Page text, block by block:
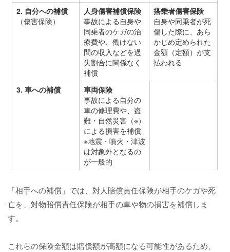
2. 自分への補償
（傷害保険）
人身傷害補償保険
事故による自身や
同乗者のケガの治
療費や、働けない
間の収入などを過
失割合に関係なく
補償
搭乗者傷害保険
自身や同乗者が死
傷した際に、あら
かじめ定められた
金額（定額）が支
払われる
3. 車への補償
車両保険
事故による自分の
車の修理費や、盗
難・自然災害（※）
による損害を補償
※地震・噴火・津波
は対象外となるの
が一般的
「相手への補償」では、対人賠償責任保険が相手のケガや死
亡を、対物賠償責任保険が相手の車や物の損害を補償しま
す。
これらの保険金額は賠償額が高額になる可能性があるため、